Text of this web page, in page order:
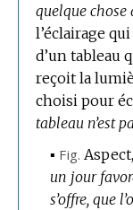
quelque chose
l’éclairage
d’un tableau
reçoit la
choisi pour
tableau n’est
▪ Fig.
un jour
s’offre, que